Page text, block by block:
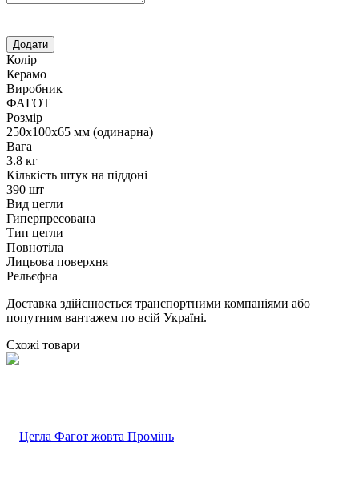
Колір
Керамо
Виробник
ФАГОТ
Розмір
250х100х65 мм (одинарна)
Вага
3.8 кг
Кількість штук на піддоні
390 шт
Вид цегли
Гиперпресована
Тип цегли
Повнотіла
Лицьова поверхня
Рельєфна
Доставка здійснюється транспортними компаніями або
попутним вантажем по всій Україні.
Схожі товари